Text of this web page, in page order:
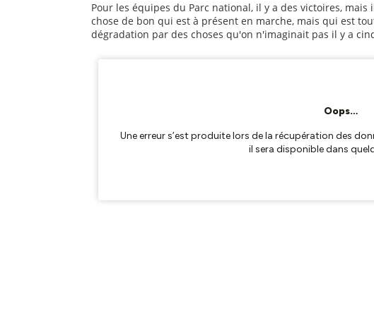
Pour les équipes du Parc national, il y a des victoires,
chose de bon qui est à présent en marche, mais qui est
dégradation par des choses qu'on n'imaginait pas il y a